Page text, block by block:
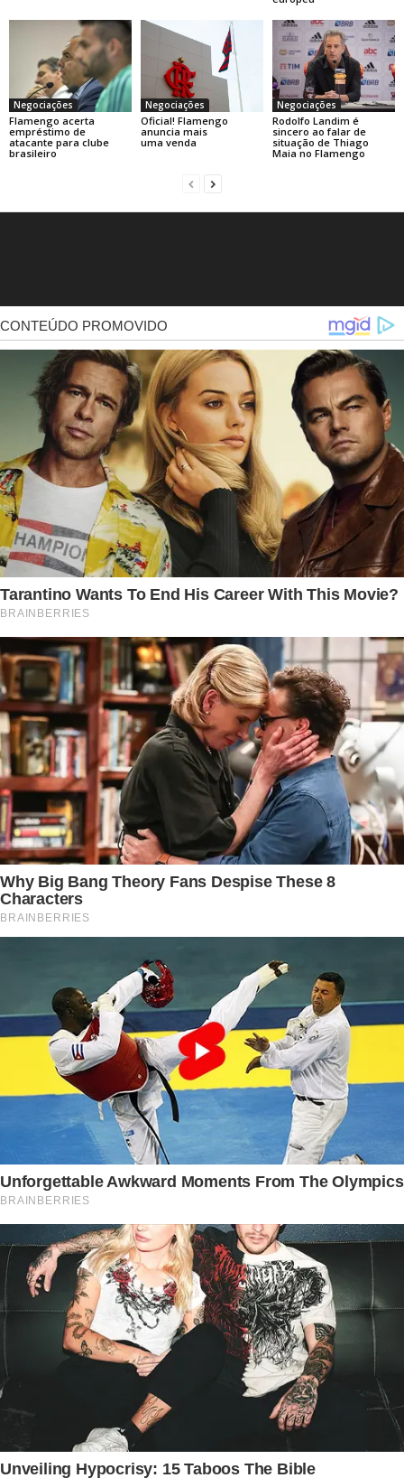
Negociações
Flamengo acerta
empréstimo de
atacante para clube
brasileiro
Negociações
Oficial! Flamengo
anuncia mais
uma venda
Negociações
Rodolfo Landim é
sincero ao falar de
situação de Thiago
Maia no Flamengo